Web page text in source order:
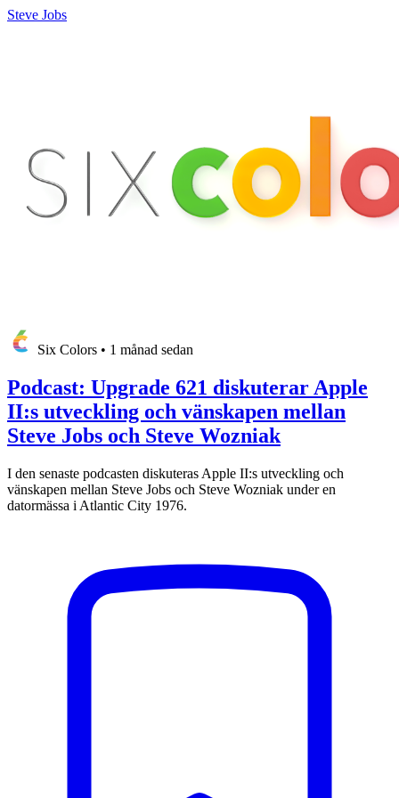
Steve Jobs
Six Colors • 1 månad sedan
Podcast: Upgrade 621 diskuterar Apple
II:s utveckling och vänskapen mellan
Steve Jobs och Steve Wozniak
I den senaste podcasten diskuteras Apple II:s utveckling och
vänskapen mellan Steve Jobs och Steve Wozniak under en
datormässa i Atlantic City 1976.